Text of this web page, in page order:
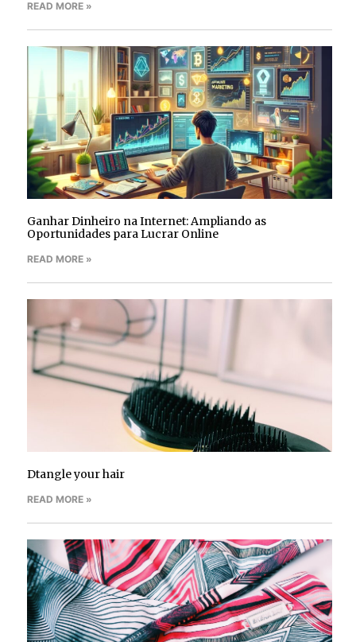
READ MORE »
Ganhar Dinheiro na Internet: Ampliando as
Oportunidades para Lucrar Online
READ MORE »
Dtangle your hair
READ MORE »